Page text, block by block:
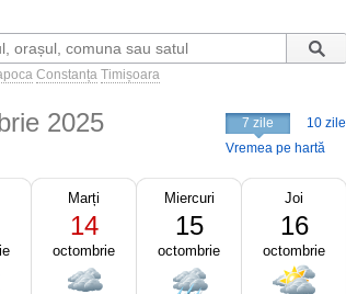
Constanța Timișoara
2025 7 zile
10 zile
Vremea pe hartă
Marți
14
octombrie
Miercuri
15
octombrie
Joi
16
octombrie